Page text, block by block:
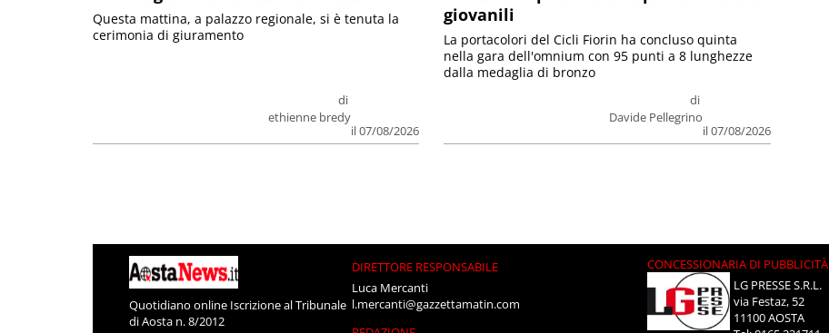
di
ethienne bredy
il 07/08/2026
Questa mattina, a palazzo regionale, si è tenuta la
cerimonia di giuramento
giovanili
di
Davide Pellegrino
il 07/08/2026
La portacolori del Cicli Fiorin ha concluso quinta
nella gara dell'omnium con 95 punti a 8 lunghezze
dalla medaglia di bronzo
Quotidiano online Iscrizione al Tribunale
di Aosta n. 8/2012
DIRETTORE RESPONSABILE
Luca Mercanti
l.mercanti@gazzettamatin.com
CONCESSIONARIA DI PUBBLICITÀ
LG PRESSE S.R.L.
via Festaz, 52
11100 AOSTA